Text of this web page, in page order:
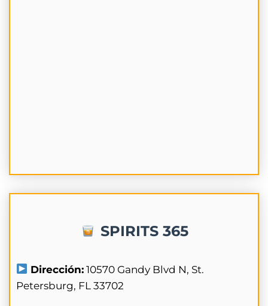
SPIRITS 365
Dirección: 10570 Gandy Blvd N, St.
Petersburg, FL 33702